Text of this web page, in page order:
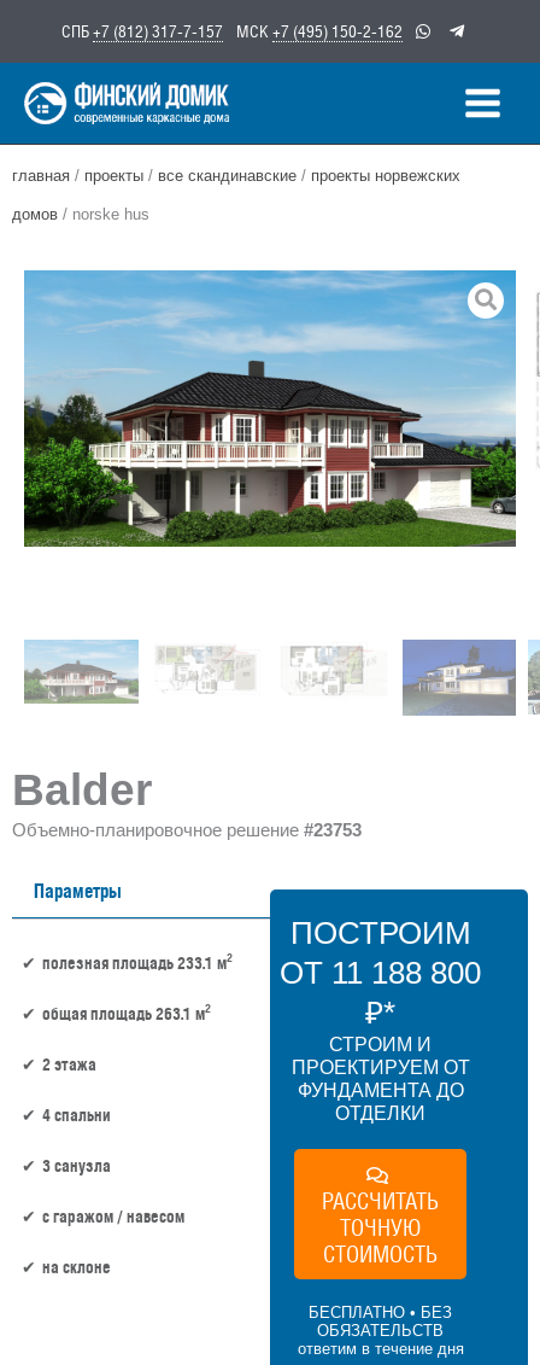
содержимому
СПБ+7 (812) 317-7-157 МСК +7 (495) 150-2-162
главная / проекты / все скандинавские / проекты норвежских
домов / norske hus
Balder
Объемно-планировочное решение #23753
Параметры
полезная площадь 233.1 м2
общая площадь 263.1 м2
2 этажа
4 спальни
3 санузла
c гаражом / навесом
на склоне
ПОСТРОИМ
ОТ 11 188 800
₽*
СТРОИМ И
ПРОЕКТИРУЕМ ОТ
ФУНДАМЕНТА ДО
ОТДЕЛКИ
РАССЧИТАТЬ
ТОЧНУЮ
СТОИМОСТЬ
БЕСПЛАТНО • БЕЗ
ОБЯЗАТЕЛЬСТВ
ответим в течение дня